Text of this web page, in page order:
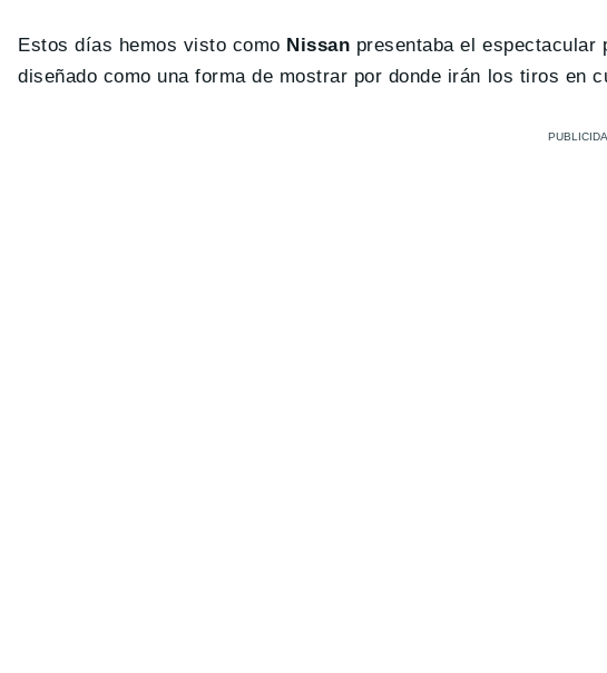
Estos días hemos visto como Nissan presentaba el espectacular
diseñado como una forma de mostrar por donde irán los tiros en